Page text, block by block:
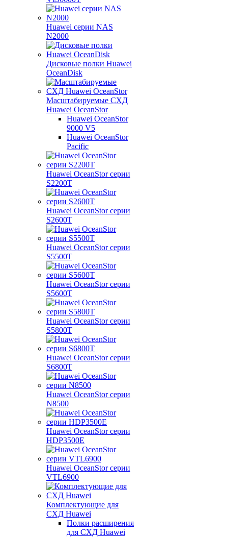
Huawei серии NAS
N2000
Дисковые полки Huawei
OceanDisk
Масштабируемые СХД
Huawei OceanStor
Huawei OceanStor
9000 V5
Huawei OceanStor
Pacific
Huawei OceanStor серии
S2200T
Huawei OceanStor серии
S2600T
Huawei OceanStor серии
S5500T
Huawei OceanStor серии
S5600T
Huawei OceanStor серии
S5800T
Huawei OceanStor серии
S6800T
Huawei OceanStor серии
N8500
Huawei OceanStor серии
HDP3500E
Huawei OceanStor серии
VTL6900
Комплектующие для
СХД Huawei
Полки расширения
для СХД Huawei